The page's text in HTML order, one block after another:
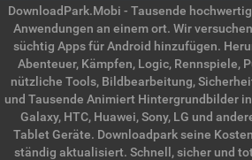
DownloadPark.Mobi - Tausende
Anwendungen an einem ort. Wir
süchtig Apps für Android hinzufügen.
Abenteuer, Kämpfen, Logic, Rennspiele,
nützliche Tools, Bildbearbeitung,
und Tausende Animiert Hintergrundbilder
Galaxy, HTC, Huawei, Sony, LG und
Tablet Geräte. Downloadpark seine
ständig aktualisiert. Schnell, sicher und